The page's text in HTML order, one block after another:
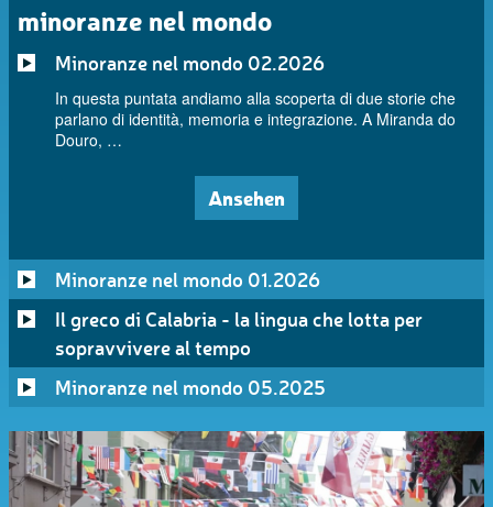
minoranze nel mondo
Minoranze nel mondo 02.2026
In questa puntata andiamo alla scoperta di due storie che
parlano di identità, memoria e integrazione. A Miranda do
Douro, …
Ansehen
Minoranze nel mondo 01.2026
Il greco di Calabria - la lingua che lotta per
sopravvivere al tempo
Minoranze nel mondo 05.2025